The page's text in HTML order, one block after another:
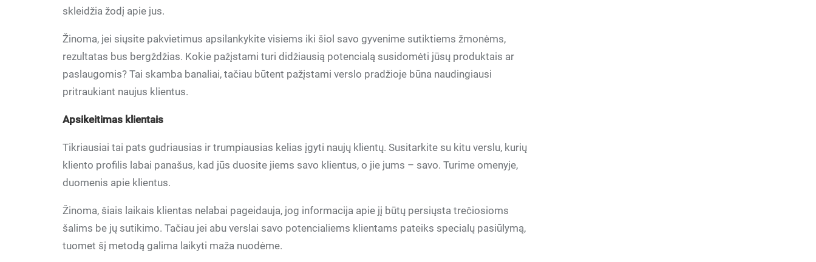
skleidžia žodį apie jus.
Žinoma, jei siųsite pakvietimus apsilankykite visiems iki šiol savo gyvenime sutiktiems žmonėms,
rezultatas bus bergždžias. Kokie pažįstami turi didžiausią potencialą susidomėti jūsų produktais ar
paslaugomis? Tai skamba banaliai, tačiau būtent pažįstami verslo pradžioje būna naudingiausi
pritraukiant naujus klientus.
Apsikeitimas klientais
Tikriausiai tai pats gudriausias ir trumpiausias kelias įgyti naujų klientų. Susitarkite su kitu verslu, kurių
kliento profilis labai panašus, kad jūs duosite jiems savo klientus, o jie jums – savo. Turime omenyje,
duomenis apie klientus.
Žinoma, šiais laikais klientas nelabai pageidauja, jog informacija apie jį būtų persiųsta trečiosioms
šalims be jų sutikimo. Tačiau jei abu verslai savo potencialiems klientams pateiks specialų pasiūlymą,
tuomet šį metodą galima laikyti maža nuodėme.